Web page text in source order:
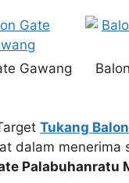
Gawang
Tukang Balon
dalam menerima
Palabuhanratu